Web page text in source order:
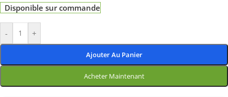
Disponible sur commande
- +
Ajouter Au Panier
Acheter Maintenant